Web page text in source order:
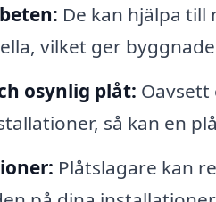
De kan hjälpa till
vilket ger
osynlig plåt:
så kan en
Plåtslagare kan